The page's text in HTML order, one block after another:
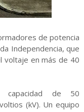
de potencia
Independencia, que
voltaje en más de 40
capacidad de 50
(kV). Un equipo